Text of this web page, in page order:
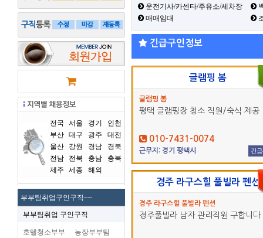
전국 서울 경기
인천
부산 대구 광주
대전
울산
강원 경남
경북
전남
전북 충남
충북
제주
세종 해외
부부팀취업구인구직~~
부부팀취업 구인구직
호텔청소부부 농장부부팀
운전기사/카센타/주유소/세차장
매매임대
긴급구인정보
글램핑 봄
글램핑 봄
평택 글램핑장 청소 직원/숙식 제공
010-7431-0074
근무지: 경기 평택시 긴
경주 라구스힐 풀빌라 펜션
경주 라구스힐 풀빌라 펜션
경주풀빌라 남자 관리직원 구합니다